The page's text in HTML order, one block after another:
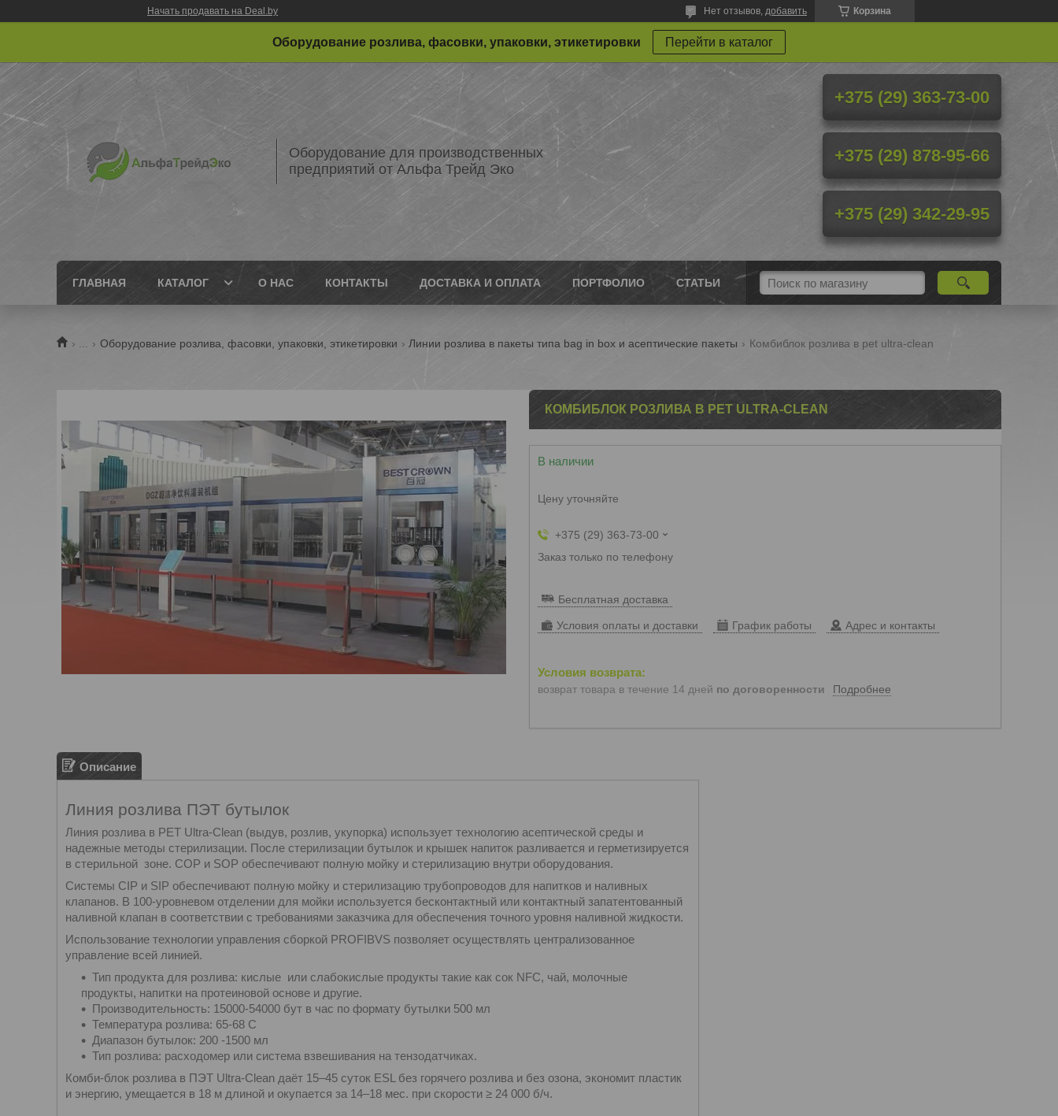
Начать продавать на Deal.by Корзина
Нет отзывов, добавить
Оборудование розлива, фасовки, упаковки, этикетировки Перейти в каталог
Оборудование для производственных
предприятий от Альфа Трейд Эко
+375 (29) 363-73-00
+375 (29) 878-95-66
+375 (29) 342-29-95
ГЛАВНАЯ КАТАЛОГ О НАС КОНТАКТЫ ДОСТАВКА И ОПЛАТА ПОРТФОЛИО СТАТЬИ
Оборудование розлива, фасовки, упаковки, этикетировки Линии розлива в пакеты типа bag in box и асептические пакеты Комбиблок розлива в pet ultra-clean
КОМБИБЛОК РОЗЛИВА В PET ULTRA-CLEAN
В наличии
Цену уточняйте
+375 (29) 363-73-00
Заказ только по телефону
Бесплатная доставка
Условия оплаты и доставки График работы Адрес и контакты
возврат товара в течение 14 дней по договоренности Подробнее
Описание
Линия розлива ПЭТ бутылок
Линия розлива в PET Ultra-Clean (выдув, розлив, укупорка) использует технологию асептической среды и
надежные методы стерилизации. После стерилизации бутылок и крышек напиток разливается и герметизируется
в стерильной зоне. COP и SOP обеспечивают полную мойку и стерилизацию внутри оборудования.
Системы CIP и SIP обеспечивают полную мойку и стерилизацию трубопроводов для напитков и наливных
клапанов. В 100-уровневом отделении для мойки используется бесконтактный или контактный запатентованный
наливной клапан в соответствии с требованиями заказчика для обеспечения точного уровня наливной жидкости.
Использование технологии управления сборкой PROFIBVS позволяет осуществлять централизованное
управление всей линией.
Тип продукта для розлива: кислые или слабокислые продукты такие как сок NFC, чай, молочные
продукты, напитки на протеиновой основе и другие.
Производительность: 15000-54000 бут в час по формату бутылки 500 мл
Температура розлива: 65-68 С
Диапазон бутылок: 200 -1500 мл
Тип розлива: расходомер или система взвешивания на тензодатчиках.
Комби-блок розлива в ПЭТ Ultra-Clean даёт 15–45 суток ESL без горячего розлива и без озона, экономит пластик
и энергию, умещается в 18 м длиной и окупается за 14–18 мес. при скорости ≥ 24 000 б/ч.